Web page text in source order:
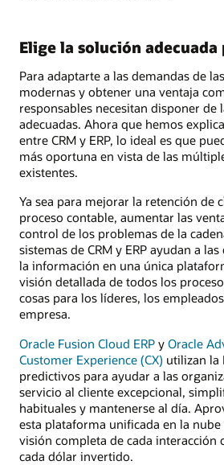
Elige la solución
Para adaptarte a las demandas de
modernas y obtener una ventaja
responsables necesitan disponer de
adecuadas. Ahora que hemos
entre CRM y ERP, lo ideal es que
más oportuna en vista de las
existentes.
Ya sea para mejorar la retención de
proceso contable, aumentar las
control de los problemas de la
sistemas de CRM y ERP ayudan a
la información en una única
visión detallada de todos los
cosas para los líderes, los
empresa.
Oracle Fusion Cloud ERP y Oracle
Customer Experience (CX) utilizan la
predictivos para ayudar a las
servicio al cliente excepcional,
habituales y mantenerse al día.
esta plataforma unificada en la
visión completa de cada interacción
cada dólar invertido.